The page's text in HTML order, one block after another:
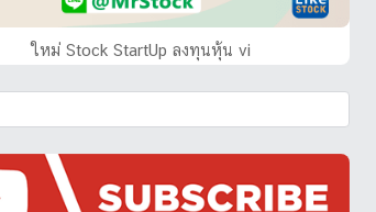
ใหม่ Stock StartUp ลงทุนหุ้น vi